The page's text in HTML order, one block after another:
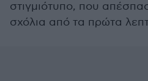
στιγμιότυπο, που
σχόλια από τα πρώτα